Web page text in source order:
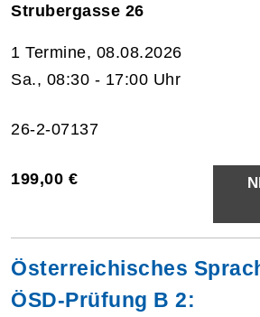
Strubergasse 26
1 Termine, 08.08.2026
Sa., 08:30 - 17:00 Uhr
26-2-07137
199,00 €
Österreichisches
ÖSD-Prüfung B 2: